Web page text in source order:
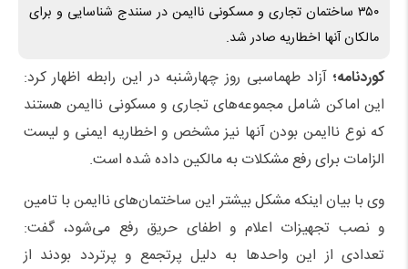
۳۵۰ ساختمان تجاری و مسکونی ناایمن در سنندج شناسایی و برای
مالکان آنها اخطاریه صادر شد.
کوردنامه؛ آزاد طهماسبی روز چهارشنبه در این رابطه اظهار کرد:
این اماکن شامل مجموعه‌های تجاری و مسکونی ناایمن هستند
که نوع ناایمن بودن آنها نیز مشخص و اخطاریه ایمنی و لیست
الزامات برای رفع مشکلات به مالکین داده شده است.
وی با بیان اینکه مشکل بیشتر این ساختمان‌های ناایمن با تامین
و نصب تجهیزات اعلام و اطفای حریق رفع می‌شود، گفت:
تعدادی از این واحدها به دلیل پرتجمع و پرتردد بودند از